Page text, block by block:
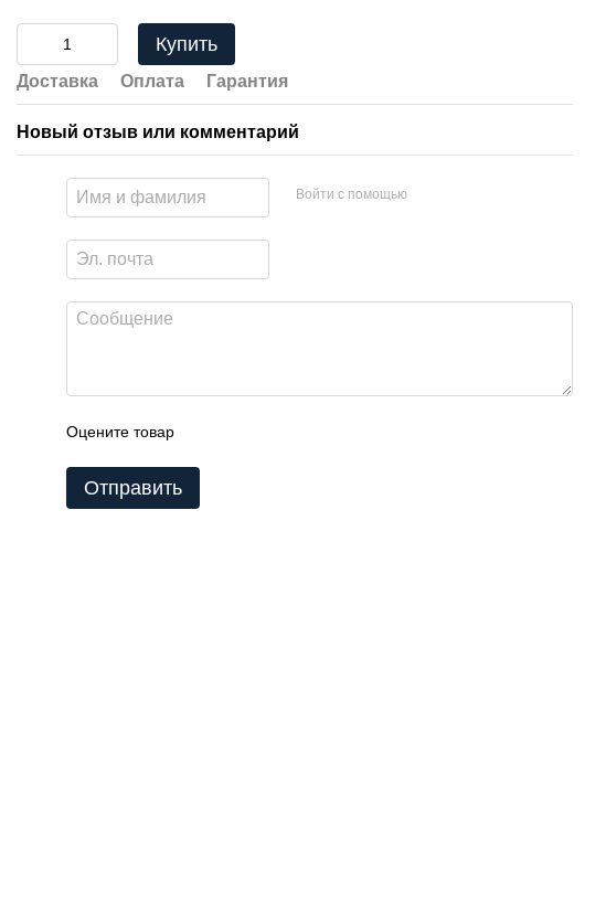
Купить
Доставка Оплата Гарантия
Новый отзыв или комментарий
Войти с помощью
Оцените товар
Отправить